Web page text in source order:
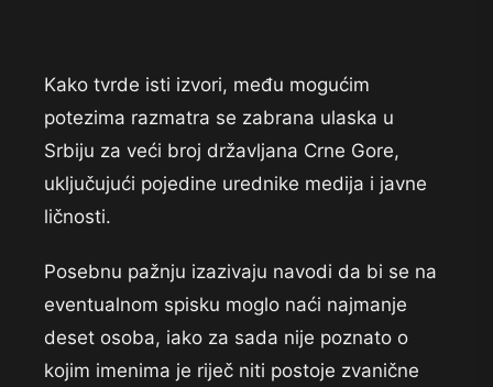
Kako tvrde isti izvori, među mogućim
potezima razmatra se zabrana ulaska u
Srbiju za veći broj državljana Crne Gore,
uključujući pojedine urednike medija i javne
ličnosti.
Posebnu pažnju izazivaju navodi da bi se na
eventualnom spisku moglo naći najmanje
deset osoba, iako za sada nije poznato o
kojim imenima je riječ niti postoje zvanične